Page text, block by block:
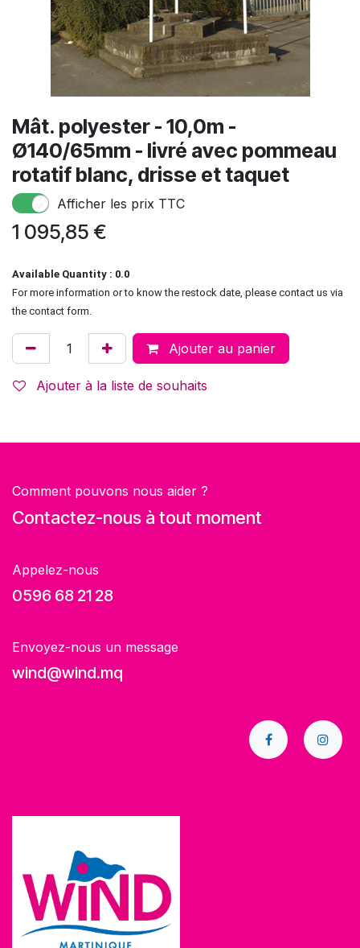
Mât. polyester - 10,0m -
Ø140/65mm - livré avec pommeau
rotatif blanc, drisse et taquet
Afficher les prix TTC
1 095,85 €
Available Quantity : 0.0
For more information or to know the restock date, please contact us via
the contact form.
Ajouter au panier
Ajouter à la liste de souhaits
Comment pouvons nous aider ?
Contactez-nous à tout moment
Appelez-nous
0596 68 21 28
Envoyez-nous un message
wind@wind.mq